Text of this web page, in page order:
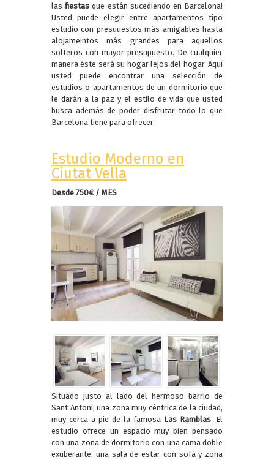
lasfiestas que están sucediendo en Barcelona!
Usted puede elegir entre apartamentos tipo
estudio con presuuestos más amigables hasta
alojameintos más grandes para aquellos
solteros con mayor presupuesto. De cualquier
manera éste será su hogar lejos del hogar. Aquí
usted puede encontrar una selección de
estudios o apartamentos de un dormitorio que
le darán a la paz y el estilo de vida que usted
busca además de poder disfrutar todo lo que
Barcelona tiene para ofrecer.
Estudio Moderno en
Ciutat Vella
Desde 750€ / MES
Situado justo al lado del hermoso barrio de
Sant Antoni, una zona muy céntrica de la ciudad,
muy cerca a pie de la famosa Las Ramblas. El
estudio ofrece un espacio muy bien pensado
con una zona de dormitorio con una cama doble
exuberante, una sala de estar con sofá y zona